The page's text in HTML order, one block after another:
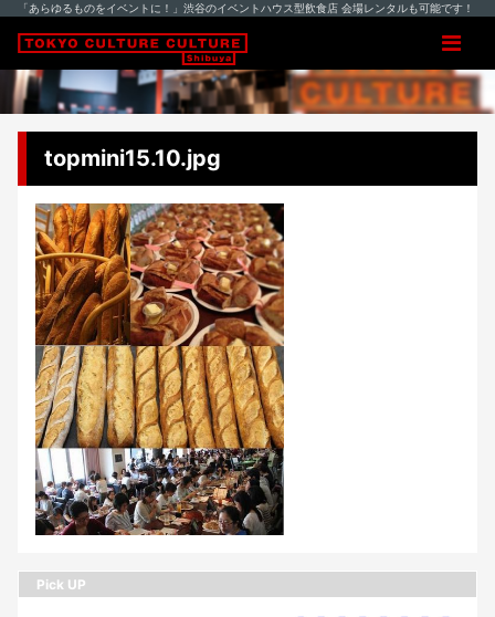
「あらゆるものをイベントに！」渋谷のイベントハウス型飲食店 会場レンタルも可能です！
topmini15.10.jpg
Pick UP